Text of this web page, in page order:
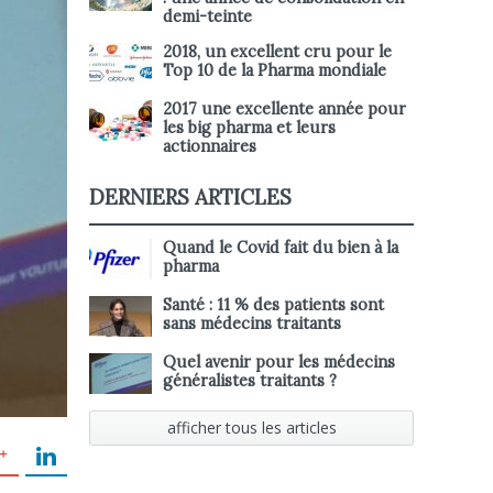
demi-teinte
2018, un excellent cru pour le
Top 10 de la Pharma mondiale
2017 une excellente année pour
les big pharma et leurs
actionnaires
DERNIERS ARTICLES
Quand le Covid fait du bien à la
pharma
Santé : 11 % des patients sont
sans médecins traitants
Quel avenir pour les médecins
généralistes traitants ?
afficher tous les articles